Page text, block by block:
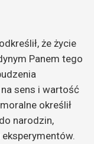
że życie
Panem tego
sens i wartość
określił
narodzin,